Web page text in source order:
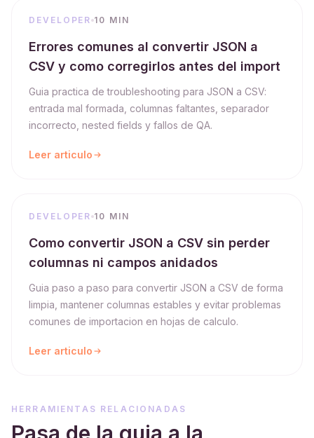
DEVELOPER 10 MIN
Errores comunes al convertir JSON a
CSV y como corregirlos antes del import
Guia practica de troubleshooting para JSON a CSV:
entrada mal formada, columnas faltantes, separador
incorrecto, nested fields y fallos de QA.
Leer articulo
DEVELOPER 10 MIN
Como convertir JSON a CSV sin perder
columnas ni campos anidados
Guia paso a paso para convertir JSON a CSV de forma
limpia, mantener columnas estables y evitar problemas
comunes de importacion en hojas de calculo.
Leer articulo
HERRAMIENTAS RELACIONADAS